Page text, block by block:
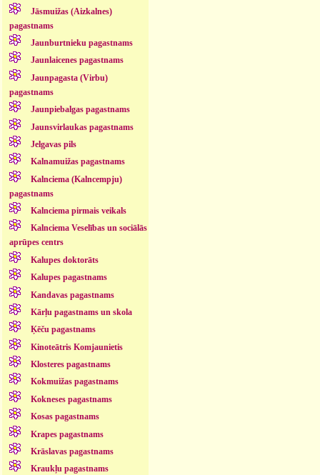
Jāsmuižas (Aizkalnes)
pagastnams
Jaunburtnieku pagastnams
Jaunlaicenes pagastnams
Jaunpagasta (Virbu)
pagastnams
Jaunpiebalgas pagastnams
Jaunsvirlaukas pagastnams
Jelgavas pils
Kalnamuižas pagastnams
Kalnciema (Kalncempju)
pagastnams
Kalnciema pirmais veikals
Kalnciema Veselības un sociālās
aprūpes centrs
Kalupes doktorāts
Kalupes pagastnams
Kandavas pagastnams
Kārļu pagastnams un skola
Ķēču pagastnams
Kinoteātris Komjaunietis
Klosteres pagastnams
Kokmuižas pagastnams
Kokneses pagastnams
Kosas pagastnams
Krapes pagastnams
Krāslavas pagastnams
Kraukļu pagastnams